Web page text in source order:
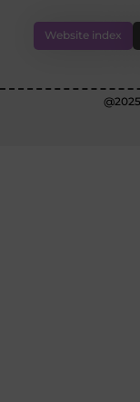
Website index